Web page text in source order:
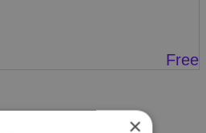
Free
×